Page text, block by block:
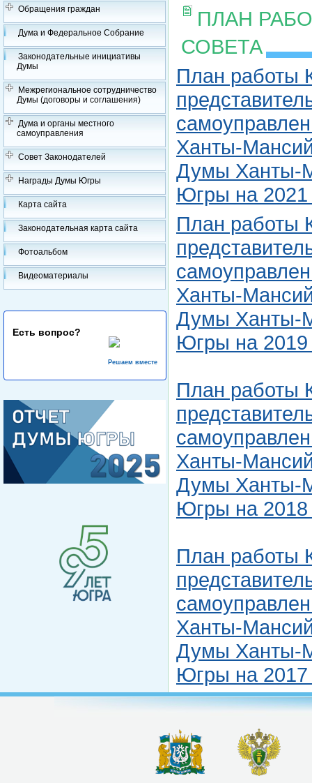
Обращения граждан
Дума и Федеральное Собрание
Законодательные инициативы
Думы
Межрегиональное сотрудничество
Думы (договоры и соглашения)
Дума и органы местного
самоуправления
Совет Законодателей
Награды Думы Югры
Карта сайта
Законодательная карта сайта
Фотоальбом
Видеоматериалы
Есть вопрос?
Решаем вместе
ПЛАН
СОВЕТА
План работы
Ханты-
Думы Ханты-
Югры на 2021
План работы
Ханты-
Думы Ханты-
Югры на 2019
План работы
Ханты-
Думы Ханты-
Югры на 2018
План работы
Ханты-
Думы Ханты-
Югры на 2017